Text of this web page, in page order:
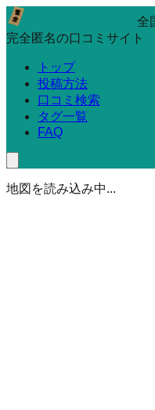
全
完全匿名の口コミサイト
トップ
投稿方法
口コミ検索
タグ一覧
FAQ
地図を読み込み中...